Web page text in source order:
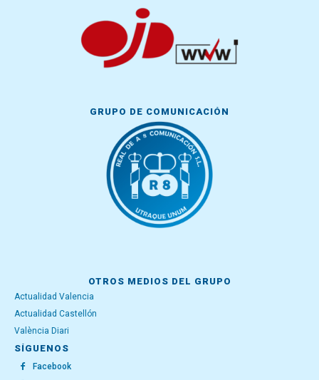
GRUPO DE COMUNICACIÓN
OTROS MEDIOS DEL GRUPO
Actualidad Valencia
Actualidad Castellón
València Diari
SÍGUENOS
Facebook